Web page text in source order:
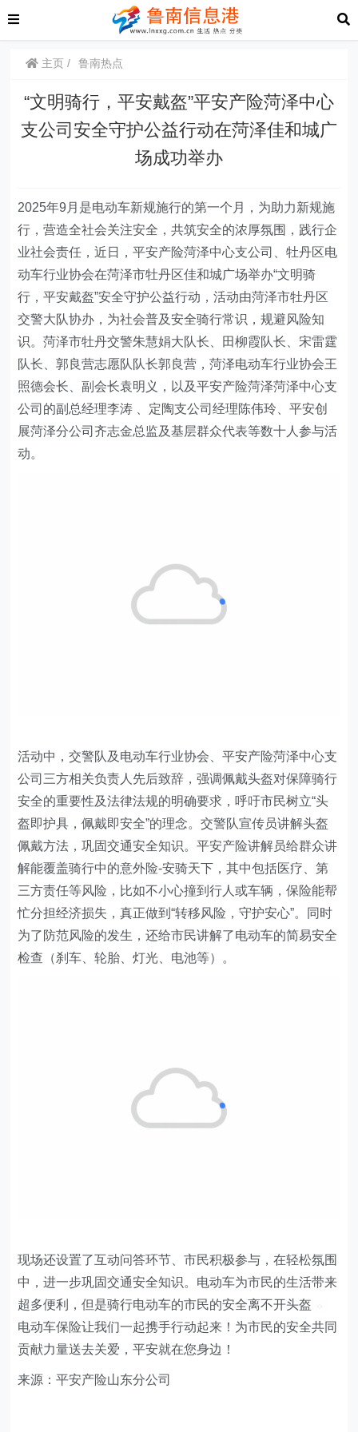
主页 鲁南热点
“文明骑行，平安戴盔”平安产险菏泽中心
支公司安全守护公益行动在菏泽佳和城广
场成功举办
2025年9月是电动车新规施行的第一个月，为助力新规施
行，营造全社会关注安全，共筑安全的浓厚氛围，践行企
业社会责任，近日 ，平安产险菏泽中心支公司
、牡丹区电
动车行业协会在菏泽市牡丹区佳和城广场举办“文明骑
行，平安戴盔”安全守护公益行动，活动由菏泽市牡丹区
交警大队协办，为社会普及安全骑行常识，规避风险知
识。菏泽市牡丹交警朱慧娟大队长、田柳霞队长、宋雷霆
队长、郭良营志愿队队长郭良营，菏泽电动车行业协会王
照德会长、副会长袁明义，以及平安产险菏泽菏泽中心支
公司 的副总经理李涛 定陶支公司经理陈伟玲、平安创
展菏泽分公司齐志金总监及基层群众代表等数十人参与活
动。
活动中，交警队及电动车行业协会、平安产险菏泽中心支
公司 三方相关负责人先后致辞，强调佩戴头盔对保障骑行
安全的重要性及法律法规的明确要求，呼吁市民树立“头
盔即护具，佩戴即安全”的理念。交警队宣传员讲解头盔
佩戴方法，巩固交通安全知识。平安产险讲解员给群众讲
解能覆盖骑行中的意外险-安骑天下，其中包括医疗、第
三方责任等风险，比如不小心撞到行人或车辆，保险能帮
忙分担经济损失，真正做到“转移风险，守护安心”。同时
为了防范风险的发生，还给市民讲解了电动车的简易安全
检查（刹车、轮胎、灯光、电池等）。
现场还设置了互动问答环节、市民积极参与，在轻松氛围
中，进一步巩固交通安全知识。电动车为市民的生活带来
超多便利，但是骑行电动车的市民的安全离不开头盔
电动车保险让我们一起携手行动起来！为市民的安全共同
贡献力量送去关爱，平安就在您身边！
来源：平安产险山东分公司